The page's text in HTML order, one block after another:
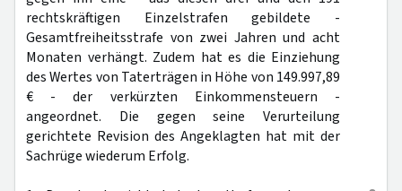
rechtskräftigen Einzelstrafen gebildete -
Gesamtfreiheitsstrafe von zwei Jahren und acht
Monaten verhängt. Zudem hat es die Einziehung
des Wertes von Taterträgen in Höhe von 149.997,89
€ - der verkürzten Einkommensteuern -
angeordnet. Die gegen seine Verurteilung
gerichtete Revision des Angeklagten hat mit der
Sachrüge wiederum Erfolg.